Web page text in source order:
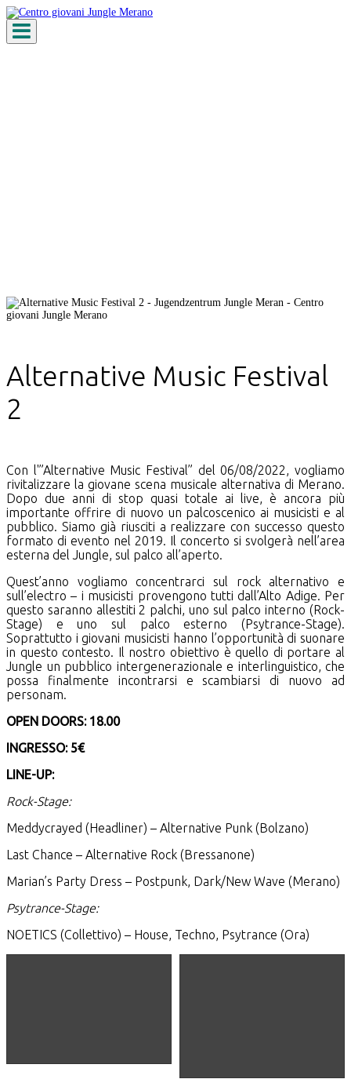
Toggle navigation
Alternative Music Festival
2
Con l'”Alternative Music Festival” del 06/08/2022, vogliamo
rivitalizzare la giovane scena musicale alternativa di Merano.
Dopo due anni di stop quasi totale ai live, è ancora più
importante offrire di nuovo un palcoscenico ai musicisti e al
pubblico. Siamo già riusciti a realizzare con successo questo
formato di evento nel 2019. Il concerto si svolgerà nell’area
esterna del Jungle, sul palco all’aperto.
Quest’anno vogliamo concentrarci sul rock alternativo e
sull’electro – i musicisti provengono tutti dall’Alto Adige. Per
questo saranno allestiti 2 palchi, uno sul palco interno (Rock-
Stage) e uno sul palco esterno (Psytrance-Stage).
Soprattutto i giovani musicisti hanno l’opportunità di suonare
in questo contesto. Il nostro obiettivo è quello di portare al
Jungle un pubblico intergenerazionale e interlinguistico, che
possa finalmente incontrarsi e scambiarsi di nuovo ad
personam.
OPEN DOORS: 18.00
INGRESSO: 5€
LINE-UP:
Rock-Stage:
Meddycrayed (Headliner) – Alternative Punk (Bolzano)
Last Chance – Alternative Rock (Bressanone)
Marian’s Party Dress – Postpunk, Dark/New Wave (Merano)
Psytrance-Stage:
NOETICS (Collettivo) – House, Techno, Psytrance (Ora)